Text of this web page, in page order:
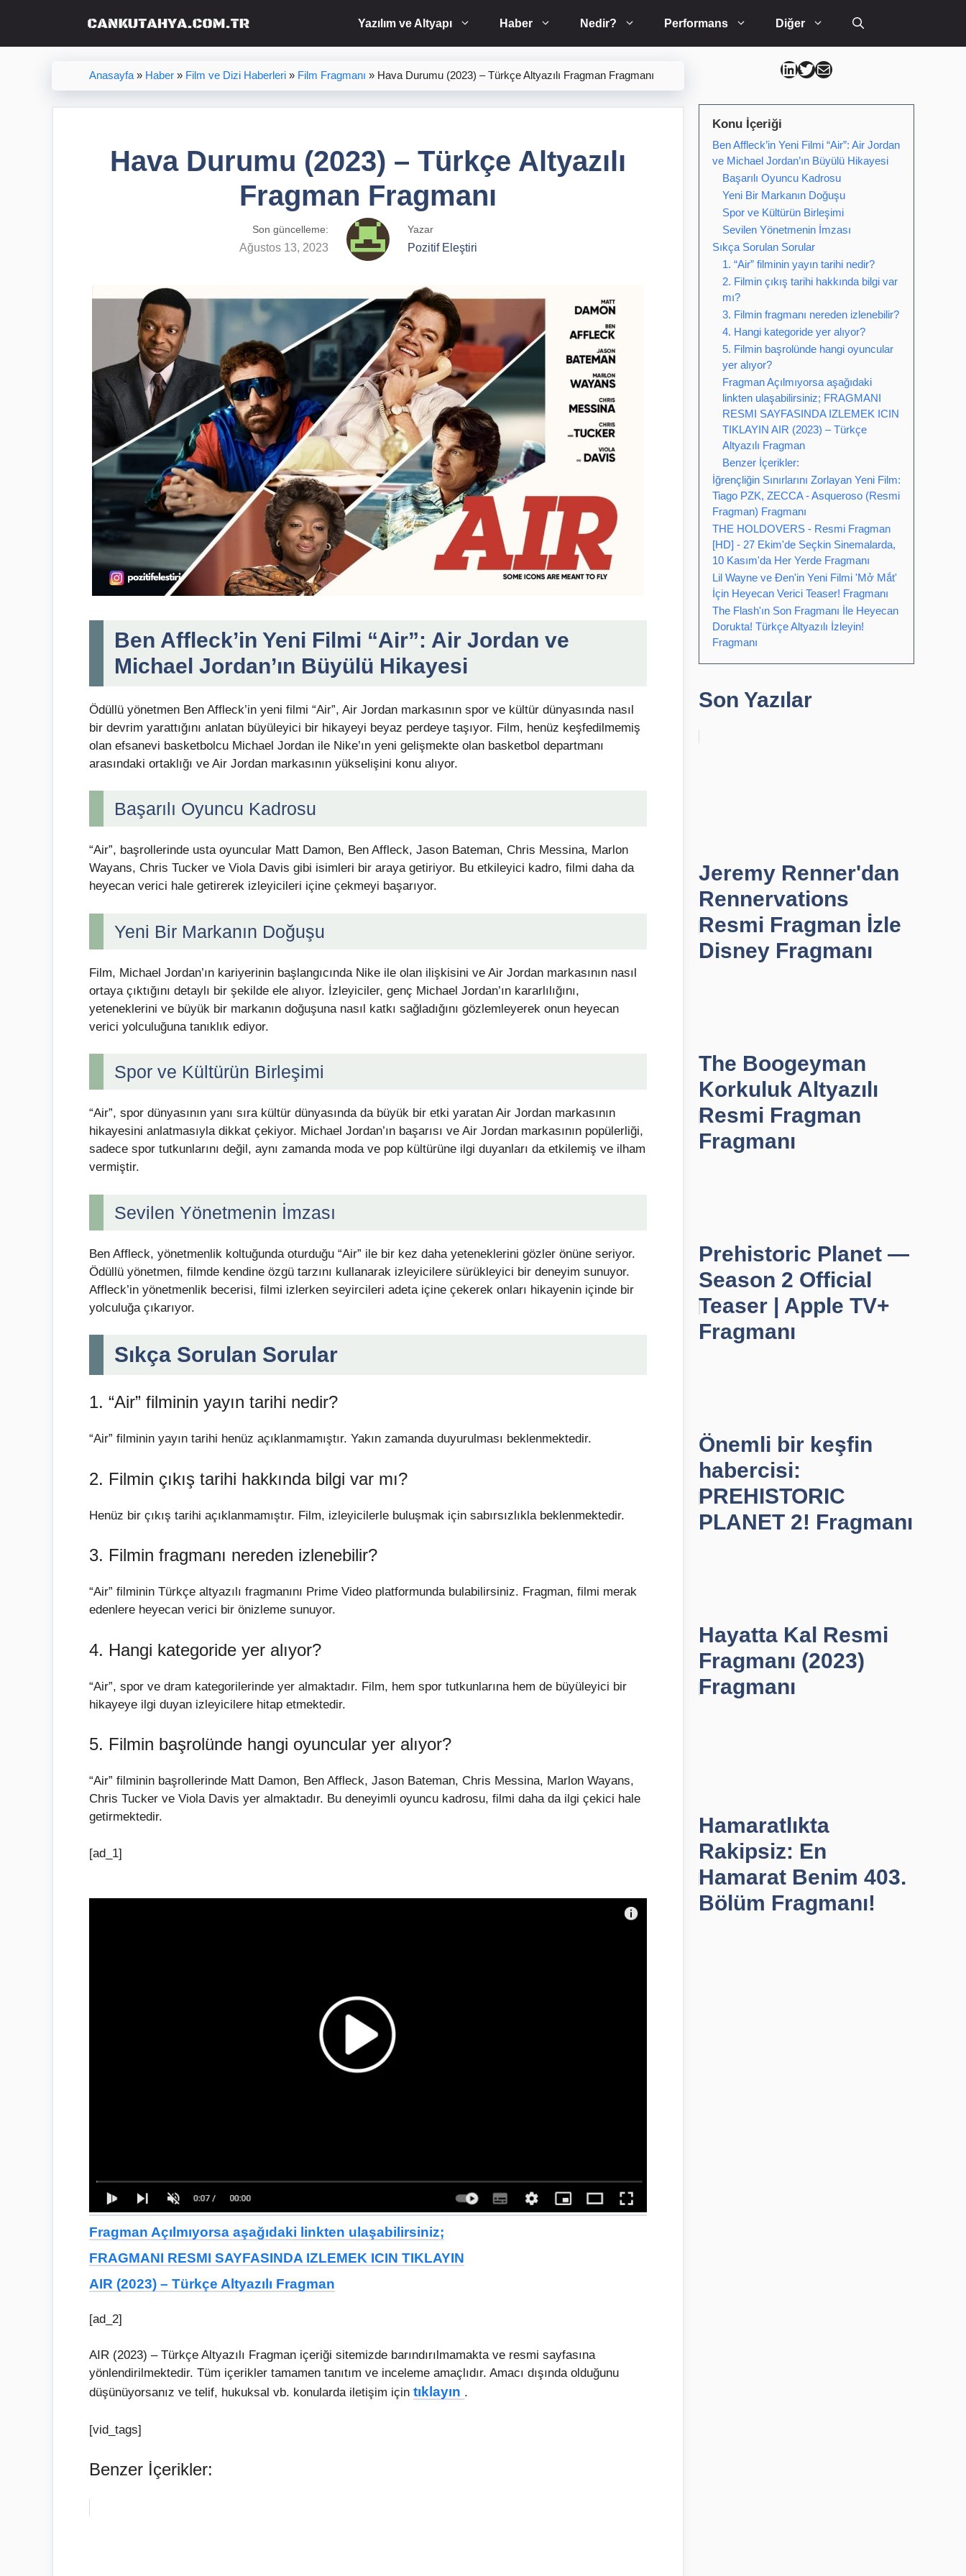
Yazılım ve Altyapı Haber Nedir? Performans Diğer
Anasayfa » Haber » Film ve Dizi Haberleri » Film Fragmanı » Hava Durumu (2023) – Türkçe Altyazılı Fragman Fragmanı
Hava Durumu (2023) – Türkçe Altyazılı
Fragman Fragmanı
Son güncelleme:
Ağustos 13, 2023
Yazar
Pozitif Eleştiri
Ben Affleck’in Yeni Filmi “Air”: Air Jordan ve
Michael Jordan’ın Büyülü Hikayesi
Ödüllü yönetmen Ben Affleck’in yeni filmi “Air”, Air Jordan markasının spor ve kültür dünyasında nasıl
bir devrim yarattığını anlatan büyüleyici bir hikayeyi beyaz perdeye taşıyor. Film, henüz keşfedilmemiş
olan efsanevi basketbolcu Michael Jordan ile Nike’ın yeni gelişmekte olan basketbol departmanı
arasındaki ortaklığı ve Air Jordan markasının yükselişini konu alıyor.
Başarılı Oyuncu Kadrosu
“Air”, başrollerinde usta oyuncular Matt Damon, Ben Affleck, Jason Bateman, Chris Messina, Marlon
Wayans, Chris Tucker ve Viola Davis gibi isimleri bir araya getiriyor. Bu etkileyici kadro, filmi daha da
heyecan verici hale getirerek izleyicileri içine çekmeyi başarıyor.
Yeni Bir Markanın Doğuşu
Film, Michael Jordan’ın kariyerinin başlangıcında Nike ile olan ilişkisini ve Air Jordan markasının nasıl
ortaya çıktığını detaylı bir şekilde ele alıyor. İzleyiciler, genç Michael Jordan’ın kararlılığını,
yeteneklerini ve büyük bir markanın doğuşuna nasıl katkı sağladığını gözlemleyerek onun heyecan
verici yolculuğuna tanıklık ediyor.
Spor ve Kültürün Birleşimi
“Air”, spor dünyasının yanı sıra kültür dünyasında da büyük bir etki yaratan Air Jordan markasının
hikayesini anlatmasıyla dikkat çekiyor. Michael Jordan’ın başarısı ve Air Jordan markasının popülerliği,
sadece spor tutkunlarını değil, aynı zamanda moda ve pop kültürüne ilgi duyanları da etkilemiş ve ilham
vermiştir.
Sevilen Yönetmenin İmzası
Ben Affleck, yönetmenlik koltuğunda oturduğu “Air” ile bir kez daha yeteneklerini gözler önüne seriyor.
Ödüllü yönetmen, filmde kendine özgü tarzını kullanarak izleyicilere sürükleyici bir deneyim sunuyor.
Affleck’in yönetmenlik becerisi, filmi izlerken seyircileri adeta içine çekerek onları hikayenin içinde bir
yolculuğa çıkarıyor.
Sıkça Sorulan Sorular
1. “Air” filminin yayın tarihi nedir?
“Air” filminin yayın tarihi henüz açıklanmamıştır. Yakın zamanda duyurulması beklenmektedir.
2. Filmin çıkış tarihi hakkında bilgi var mı?
Henüz bir çıkış tarihi açıklanmamıştır. Film, izleyicilerle buluşmak için sabırsızlıkla beklenmektedir.
3. Filmin fragmanı nereden izlenebilir?
“Air” filminin Türkçe altyazılı fragmanını Prime Video platformunda bulabilirsiniz. Fragman, filmi merak
edenlere heyecan verici bir önizleme sunuyor.
4. Hangi kategoride yer alıyor?
“Air”, spor ve dram kategorilerinde yer almaktadır. Film, hem spor tutkunlarına hem de büyüleyici bir
hikayeye ilgi duyan izleyicilere hitap etmektedir.
5. Filmin başrolünde hangi oyuncular yer alıyor?
“Air” filminin başrollerinde Matt Damon, Ben Affleck, Jason Bateman, Chris Messina, Marlon Wayans,
Chris Tucker ve Viola Davis yer almaktadır. Bu deneyimli oyuncu kadrosu, filmi daha da ilgi çekici hale
getirmektedir.
[ad_1]
Fragman Açılmıyorsa aşağıdaki linkten ulaşabilirsiniz;
FRAGMANI RESMI SAYFASINDA IZLEMEK ICIN TIKLAYIN
AIR (2023) – Türkçe Altyazılı Fragman
[ad_2]
AIR (2023) – Türkçe Altyazılı Fragman içeriği sitemizde barındırılmamakta ve resmi sayfasına
yönlendirilmektedir. Tüm içerikler tamamen tanıtım ve inceleme amaçlıdır. Amacı dışında olduğunu
düşünüyorsanız ve telif, hukuksal vb. konularda iletişim için tıklayın .
[vid_tags]
Benzer İçerikler:
Can Kütahya Linkedin
Can Kütahya Twitter
Can Kütahya Mail
Konu İçeriği
Ben Affleck’in Yeni Filmi “Air”: Air Jordan
ve Michael Jordan’ın Büyülü Hikayesi
Başarılı Oyuncu Kadrosu
Yeni Bir Markanın Doğuşu
Spor ve Kültürün Birleşimi
Sevilen Yönetmenin İmzası
Sıkça Sorulan Sorular
1. “Air” filminin yayın tarihi nedir?
2. Filmin çıkış tarihi hakkında bilgi var
mı?
3. Filmin fragmanı nereden izlenebilir?
4. Hangi kategoride yer alıyor?
5. Filmin başrolünde hangi oyuncular
yer alıyor?
Fragman Açılmıyorsa aşağıdaki
linkten ulaşabilirsiniz; FRAGMANI
RESMI SAYFASINDA IZLEMEK ICIN
TIKLAYIN AIR (2023) – Türkçe
Altyazılı Fragman
Benzer İçerikler:
İğrençliğin Sınırlarını Zorlayan Yeni Film:
Tiago PZK, ZECCA - Asqueroso (Resmi
Fragman) Fragmanı
THE HOLDOVERS - Resmi Fragman
[HD] - 27 Ekim'de Seçkin Sinemalarda,
10 Kasım'da Her Yerde Fragmanı
Lil Wayne ve Đen'in Yeni Filmi 'Mở Mắt'
İçin Heyecan Verici Teaser! Fragmanı
The Flash'ın Son Fragmanı İle Heyecan
Dorukta! Türkçe Altyazılı İzleyin!
Fragmanı
Son Yazılar
Jeremy Renner'dan
Rennervations
Resmi Fragman İzle
Disney Fragmanı
The Boogeyman
Korkuluk Altyazılı
Resmi Fragman
Fragmanı
Prehistoric Planet —
Season 2 Official
Teaser | Apple TV+
Fragmanı
Önemli bir keşfin
habercisi:
PREHISTORIC
PLANET 2! Fragmanı
Hayatta Kal Resmi
Fragmanı (2023)
Fragmanı
Hamaratlıkta
Rakipsiz: En
Hamarat Benim 403.
Bölüm Fragmanı!